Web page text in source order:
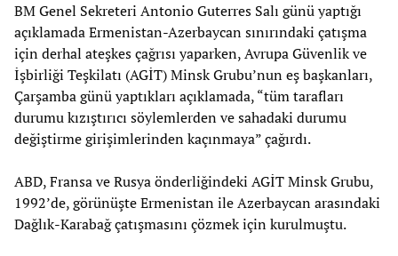
BM Genel Sekreteri Antonio Guterres Salı günü yaptığı
açıklamada Ermenistan-Azerbaycan sınırındaki çatışma
için derhal ateşkes çağrısı yaparken, Avrupa Güvenlik ve
İşbirliği Teşkilatı (AGİT) Minsk Grubu’nun eş başkanları,
Çarşamba günü yaptıkları açıklamada, “tüm tarafları
durumu kızıştırıcı söylemlerden ve sahadaki durumu
değiştirme girişimlerinden kaçınmaya” çağırdı.
ABD, Fransa ve Rusya önderliğindeki AGİT Minsk Grubu,
1992’de, görünüşte Ermenistan ile Azerbaycan arasındaki
Dağlık-Karabağ çatışmasını çözmek için kurulmuştu.